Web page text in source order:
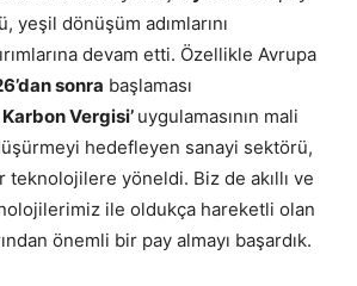
yeşil dönüşüm adımlarını
devam etti. Özellikle Avrupa
sonra başlaması
Karbon Vergisi’ uygulamasının mali
hedefleyen sanayi sektörü,
yöneldi. Biz de akıllı ve
ile oldukça hareketli olan
önemli bir pay almayı başardık.